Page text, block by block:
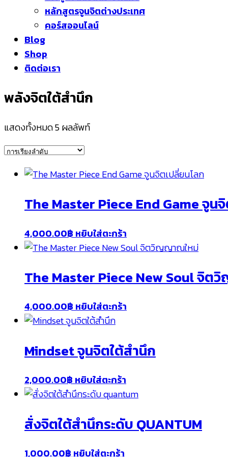
หลักสูตรจูนจิตต่างประเทศ
คอร์สออนไลน์
Blog
Shop
ติดต่อเรา
พลังจิตใต้สำนึก
แสดงทั้งหมด 5 ผลลัพท์
The Master Piece End Game จูน
4,000.00฿ หยิบใส่ตะกร้า
The Master Piece New Soul จิ
4,000.00฿หยิบใส่ตะกร้า
Mindset จูนจิตใต้สำนึก
2,000.00฿ หยิบใส่ตะกร้า
สั่งจิตใต้สำนึกระดับ QUANTUM
1,000.00฿ หยิบใส่ตะกร้า